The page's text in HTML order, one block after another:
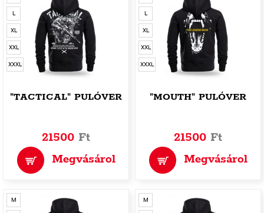
L
XL
XXL
XXXL
"TACTICAL" PULÓVER
21500 Ft
Megvásárol
L
XL
XXL
XXXL
"MOUTH" PULÓVER
21500 Ft
Megvásárol
M M